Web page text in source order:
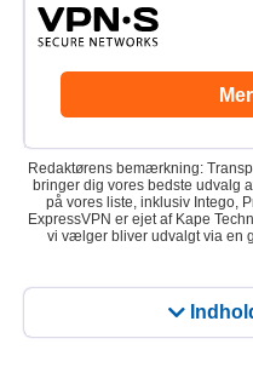
Redaktørens bemærkning:
bringer dig vores bedste udvalg
på vores liste, inklusiv Intego,
ExpressVPN er ejet af Kape
vi vælger bliver udvalgt via en